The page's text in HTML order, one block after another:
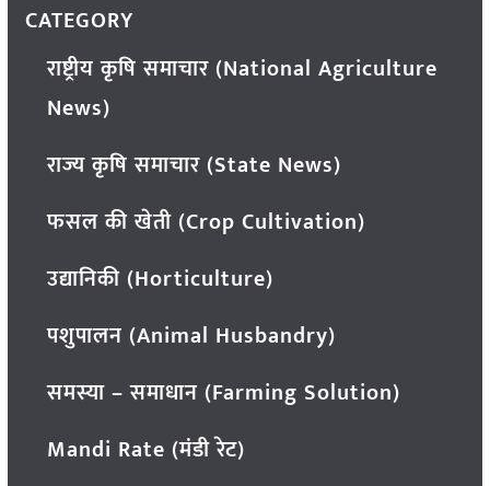
CATEGORY
राष्ट्रीय कृषि समाचार (National Agriculture
News)
राज्य कृषि समाचार (State News)
फसल की खेती (Crop Cultivation)
उद्यानिकी (Horticulture)
पशुपालन (Animal Husbandry)
समस्या – समाधान (Farming Solution)
Mandi Rate (मंडी रेट)